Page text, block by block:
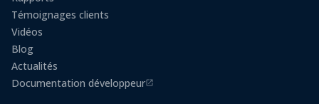
Témoignages clients
Vidéos
Blog
Actualités
Documentation développeur
(s'ouvre dans un nouvel onglet)